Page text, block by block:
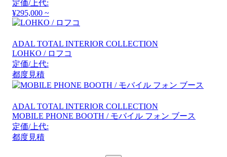
定価/上代:
¥295,000 ~
ADAL TOTAL INTERIOR COLLECTION
LOHKO / ロフコ
定価/上代:
都度見積
ADAL TOTAL INTERIOR COLLECTION
MOBILE PHONE BOOTH / モバイル フォン ブース
定価/上代:
都度見積